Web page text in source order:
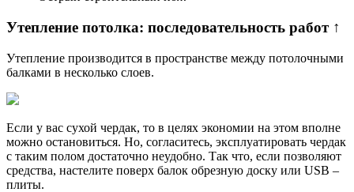
Утепление потолка: последовательность работ ↑
Утепление производится в пространстве между потолочными
балками в несколько слоев.
Если у вас сухой чердак, то в целях экономии на этом вполне
можно остановиться. Но, согласитесь, эксплуатировать чердак
с таким полом достаточно неудобно. Так что, если позволяют
средства, настелите поверх балок обрезную доску или USB –
плиты.